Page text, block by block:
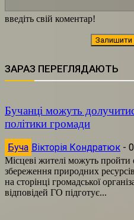
введіть свій коментар!
ЗАРАЗ ПЕРЕГЛЯДАЮТЬ
Бучанці можуть
політики громади
Буча Вікторія Кондратюк -
Місцеві жителі можуть пройти
збереження природних
на сторінці громадської
відповідей ГО підготує...